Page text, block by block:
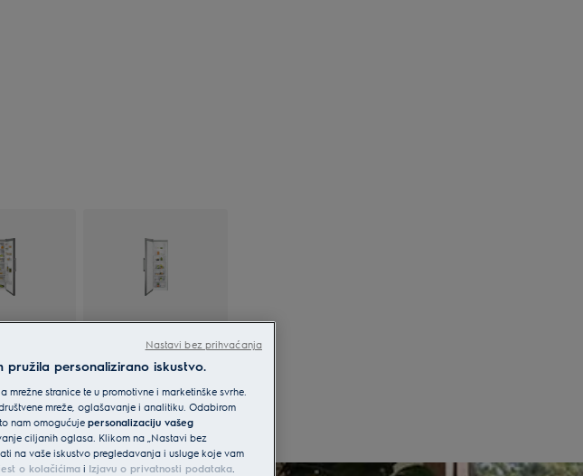
personalizirano iskustvo.
stranice te u promotivne i marketinške svrhe.
mreže, oglašavanje i analitiku. Odabirom
nam omogućuje personalizaciju vašeg
ciljanih oglasa. Klikom na „Nastavi bez
na vaše iskustvo pregledavanja i usluge koje vam
o kolačićima i Izjavu o privatnosti podataka
Nastavi bez prihvaćanja